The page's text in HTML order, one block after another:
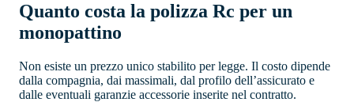
Quanto costa la polizza Rc per un
monopattino
Non esiste un prezzo unico stabilito per legge. Il costo dipende
dalla compagnia, dai massimali, dal profilo dell’assicurato e
dalle eventuali garanzie accessorie inserite nel contratto.